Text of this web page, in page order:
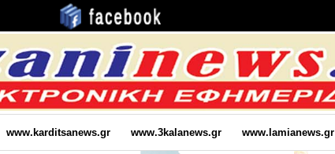
www.karditsanews.gr www.3kalanews.gr www.lamianews.gr